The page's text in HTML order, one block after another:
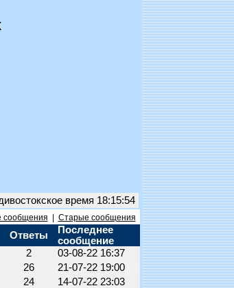
время 18:15:54
сообщения Старые сообщения
Ответы
Последнее
сообщение
2
03-08-22 16:37
26
21-07-22 19:00
24
14-07-22 23:03